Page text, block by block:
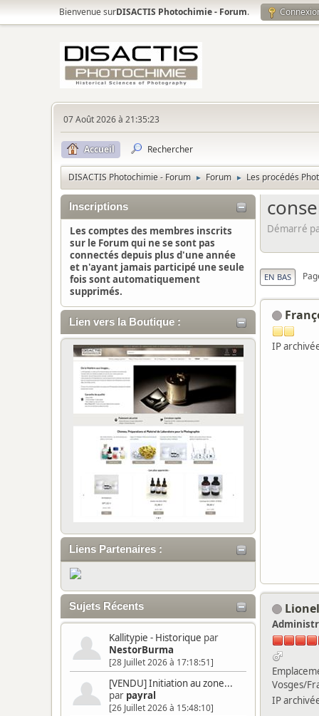
Bienvenue surDISACTIS Photochimie - Forum.
07 Août 2026 à 21:35:23
Accueil Rechercher
DISACTIS Photochimie - Forum ► Forum ► Les procédés
Inscriptions
Les comptes des membres inscrits
sur le Forum qui ne se sont pas
connectés depuis plus d'une année
et n'ayant jamais participé une seule
fois sont automatiquement
supprimés.
Lien vers la Boutique :
Liens Partenaires :
Sujets Récents
Kallitypie - Historique par
NestorBurma
[28 Juillet 2026 à 17:18:51]
[VENDU] Initiation au zone...
par payral
[26 Juillet 2026 à 15:48:10]
Démarré
EN BAS
IP
Lionel
Vosges/
IP